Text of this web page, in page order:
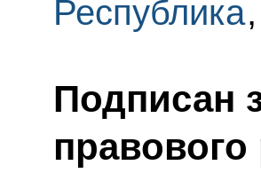
Республика,
Подписан